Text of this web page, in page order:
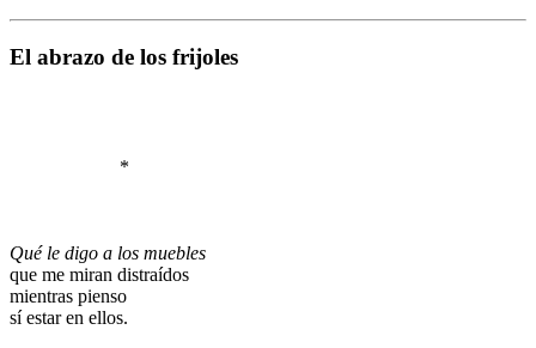
El abrazo de los frijoles
*
Qué le digo a los muebles
que me miran distraídos
mientras pienso
sí estar en ellos.